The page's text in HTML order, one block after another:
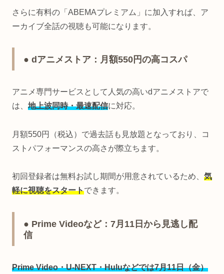
さらに有料の「ABEMAプレミアム」に加入すれば、ア
ーカイブ全話の視聴も可能になります。
● dアニメストア：月額550円の高コスパ
アニメ専門サービスとして人気の高いdアニメストアで
は、 地上波同時・最速配信に対応。
月額550円（税込）で過去話も見放題となっており、コ
ストパフォーマンスの高さが際立ちます。
初回登録者は無料お試し期間が用意されているため、 気
軽に視聴をスタートできます。
● Prime Videoなど：7月11日から見逃し配
信
Prime Video・U-NEXT・Huluなどでは7月11日（金）